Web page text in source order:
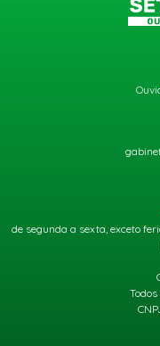
de segunda a sexta, exceto